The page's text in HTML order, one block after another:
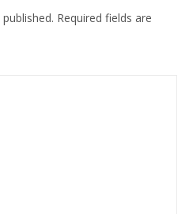
Required fields are